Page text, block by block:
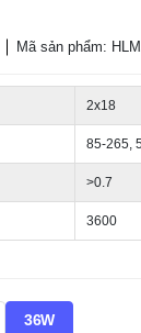
Mã sản phẩm:
2x18
85-265,
>0.7
3600
36W